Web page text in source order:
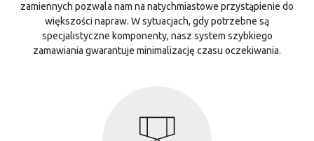
zamiennych pozwala nam na natychmiastowe przystąpienie do
większości napraw. W sytuacjach, gdy potrzebne są
specjalistyczne komponenty, nasz system szybkiego
zamawiania gwarantuje minimalizację czasu oczekiwania.